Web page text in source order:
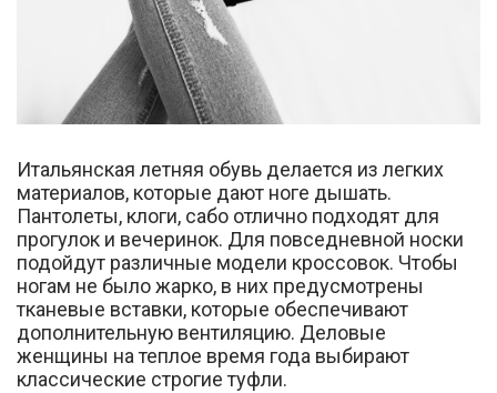
Итальянская летняя обувь делается из легких
материалов, которые дают ноге дышать.
Пантолеты, клоги, сабо отлично подходят для
прогулок и вечеринок. Для повседневной носки
подойдут различные модели кроссовок. Чтобы
ногам не было жарко, в них предусмотрены
тканевые вставки, которые обеспечивают
дополнительную вентиляцию. Деловые
женщины на теплое время года выбирают
классические строгие туфли.